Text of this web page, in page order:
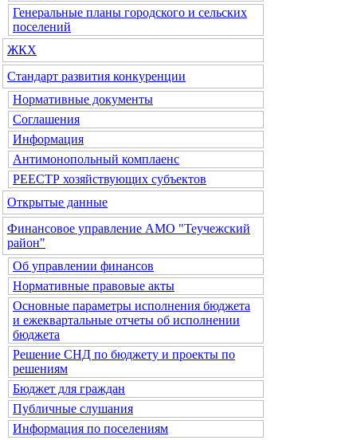
Генеральные планы городского и сельских
поселений
ЖКХ
Стандарт развития конкуренции
Нормативные документы
Соглашения
Информация
Антимонопольный комплаенс
РЕЕСТР хозяйствующих субъектов
Открытые данные
Финансовое управление АМО "Теучежский
район"
Об управлении финансов
Нормативные правовые акты
Основные параметры исполнения бюджета
и ежеквартальные отчеты об исполнении
бюджета
Решение СНД по бюджету и проекты по
решениям
Бюджет для граждан
Публичные слушания
Информация по поселениям